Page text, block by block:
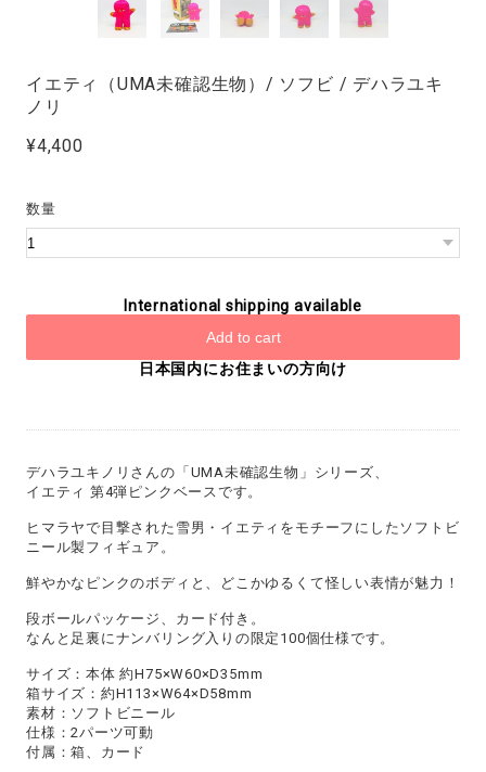
イエティ（UMA未確認生物）/ ソフビ / デハラユキ
ノリ
¥4,400
数量
International shipping available
Add to cart
日本国内にお住まいの方向け
デハラユキノリさんの「UMA未確認生物」シリーズ、
イエティ 第4弾ピンクベースです。
ヒマラヤで目撃された雪男・イエティをモチーフにしたソフトビ
ニール製フィギュア。
鮮やかなピンクのボディと、どこかゆるくて怪しい表情が魅力！
段ボールパッケージ、カード付き。
なんと足裏にナンバリング入りの限定100個仕様です。
サイズ：本体 約H75×W60×D35mm
箱サイズ：約H113×W64×D58mm
素材：ソフトビニール
仕様：2パーツ可動
付属：箱、カード